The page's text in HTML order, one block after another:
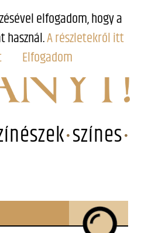
színes
elfogadom, hogy a
használ.A részletekről itt
Elfogadom